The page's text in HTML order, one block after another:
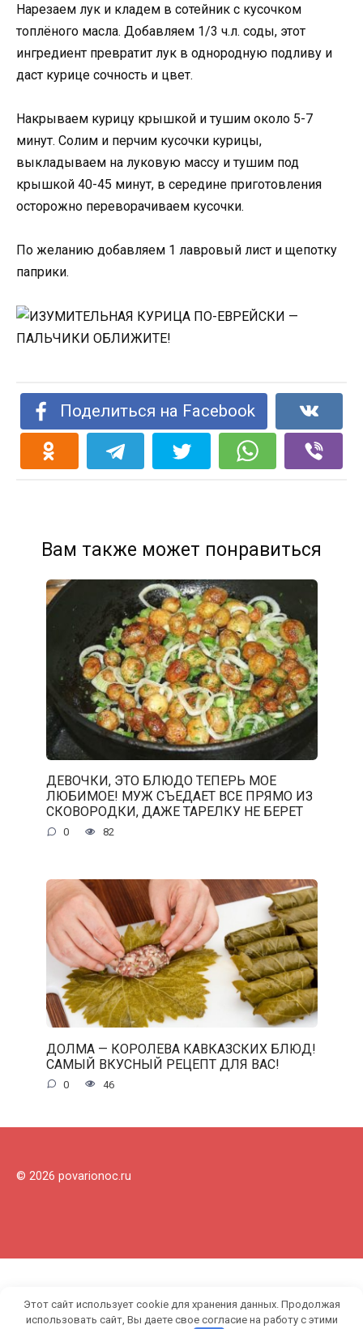
Нарезаем лук и кладем в сотейник с кусочком
топлёного масла. Добавляем 1/3 ч.л. соды, этот
ингредиент превратит лук в однородную подливу и
даст курице сочность и цвет.
Накрываем курицу крышкой и тушим около 5-7
минут. Солим и перчим кусочки курицы,
выкладываем на луковую массу и тушим под
крышкой 40-45 минут, в середине приготовления
осторожно переворачиваем кусочки.
По желанию добавляем 1 лавровый лист и щепотку
паприки.
Поделиться на Facebook
Вам также может понравиться
ДЕВОЧКИ, ЭТО БЛЮДО ТЕПЕРЬ МОЕ
ЛЮБИМОЕ! МУЖ СЪЕДАЕТ ВСЕ ПРЯМО ИЗ
СКОВОРОДКИ, ДАЖЕ ТАРЕЛКУ НЕ БЕРЕТ
0 82
ДОЛМА — КОРОЛЕВА КАВКАЗСКИХ БЛЮД!
САМЫЙ ВКУСНЫЙ РЕЦЕПТ ДЛЯ ВАС!
0 46
© 2026 povarionoc.ru
Этот сайт использует cookie для хранения данных. Продолжая
использовать сайт, Вы даете свое согласие на работу с этими